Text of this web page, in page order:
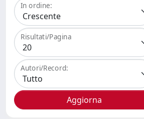
In ordine:
Risultati/Pagina
Autori/Record: